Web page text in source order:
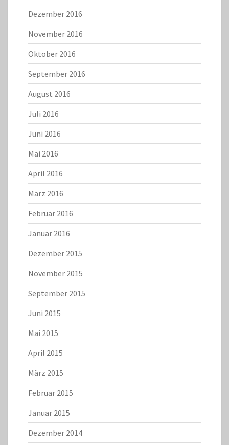
Dezember 2016
November 2016
Oktober 2016
September 2016
August 2016
Juli 2016
Juni 2016
Mai 2016
April 2016
März 2016
Februar 2016
Januar 2016
Dezember 2015
November 2015
September 2015
Juni 2015
Mai 2015
April 2015
März 2015
Februar 2015
Januar 2015
Dezember 2014